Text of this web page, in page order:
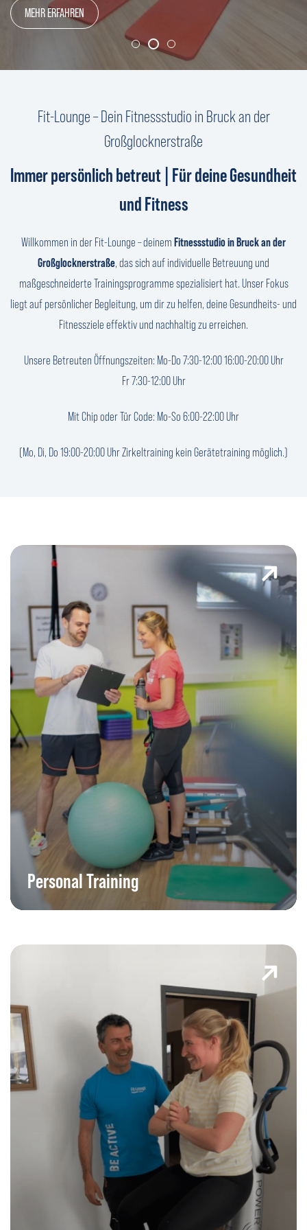
MEHR ERFAHREN
MEHR ERFAHREN
MEHR ERFAHREN
Fit-Lounge – Dein Fitnessstudio in Bruck an der
Großglocknerstraße
Immer persönlich betreut | Für deine Gesundheit
und Fitness
Willkommen in der Fit-Lounge – deinemFitnessstudio in Bruck an der
Großglocknerstraße, das sich auf individuelle Betreuung und
maßgeschneiderte Trainingsprogramme spezialisiert hat. Unser Fokus
liegt auf persönlicher Begleitung, um dir zu helfen, deine Gesundheits- und
Fitnessziele effektiv und nachhaltig zu erreichen.
Unsere Betreuten Öffnungszeiten: Mo-Do 7:30-12:00 16:00-20:00 Uhr
Fr 7:30-12:00 Uhr
Mit Chip oder Tür Code: Mo-So 6:00-22:00 Uhr
(Mo, Di, Do 19:00-20:00 Uhr Zirkeltraining kein Gerätetraining möglich.)
Personal Training
Personal Training
Wir begleiten dich Schritt für Schritt zu deinem Ziel mit flexiblen
Trainingsmethoden und individuell auf dich abgestimmten Plänen
und persönlicher Beratung.
Power Plate